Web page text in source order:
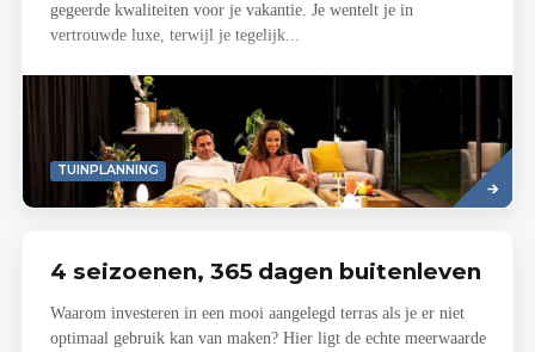
gegeerde kwaliteiten voor je vakantie. Je wentelt je in
vertrouwde luxe, terwijl je tegelijk...
TUINPLANNING
Read
more
4 seizoenen, 365 dagen buitenleven
Waarom investeren in een mooi aangelegd terras als je er niet
optimaal gebruik kan van maken? Hier ligt de echte meerwaarde